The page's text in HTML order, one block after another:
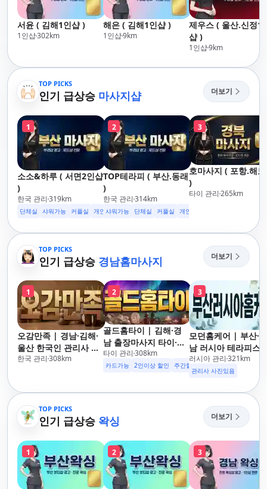
서윤 ( 김해1인샵 )
1인샵302km
해은 ( 김해1인샵 )
1인샵9km
제우스 ( 울산.신정1
샵 )
1인샵9km
TOP PICKS
인기 급상승 마사지샵 더보기
1
소소&하루 ( 서면2인샵
)
한국 관리 319km
단체실 샤워가능 커플실 개인실 무료주차 수면가능 24시영업
2
TOP테라피 ( 부산.동래
)
한국 관리 314km
샤워가능 단체실 커플실 개인실
3
호마사지 ( 포항.해
)
타이 관리 265km
TOP PICKS
인기 급상승 경남홈마사지 더보기
1
오감만족 | 경남·김해·
울산 한국인 관리사 출
장마사지
한국 관리 308km
2
골드홈타이 | 김해·경
남 출장마사지 타이·아
로마·스웨디시
타이 관리 308km
카드가능 2인이상 할인 주간할인
3
모던홈케어 | 부산·경
남 러시아 테라피스
방문 마사지
러시아 관리 321km
관리사 사진있음
TOP PICKS
인기 급상승 왁싱 더보기
1 2 3